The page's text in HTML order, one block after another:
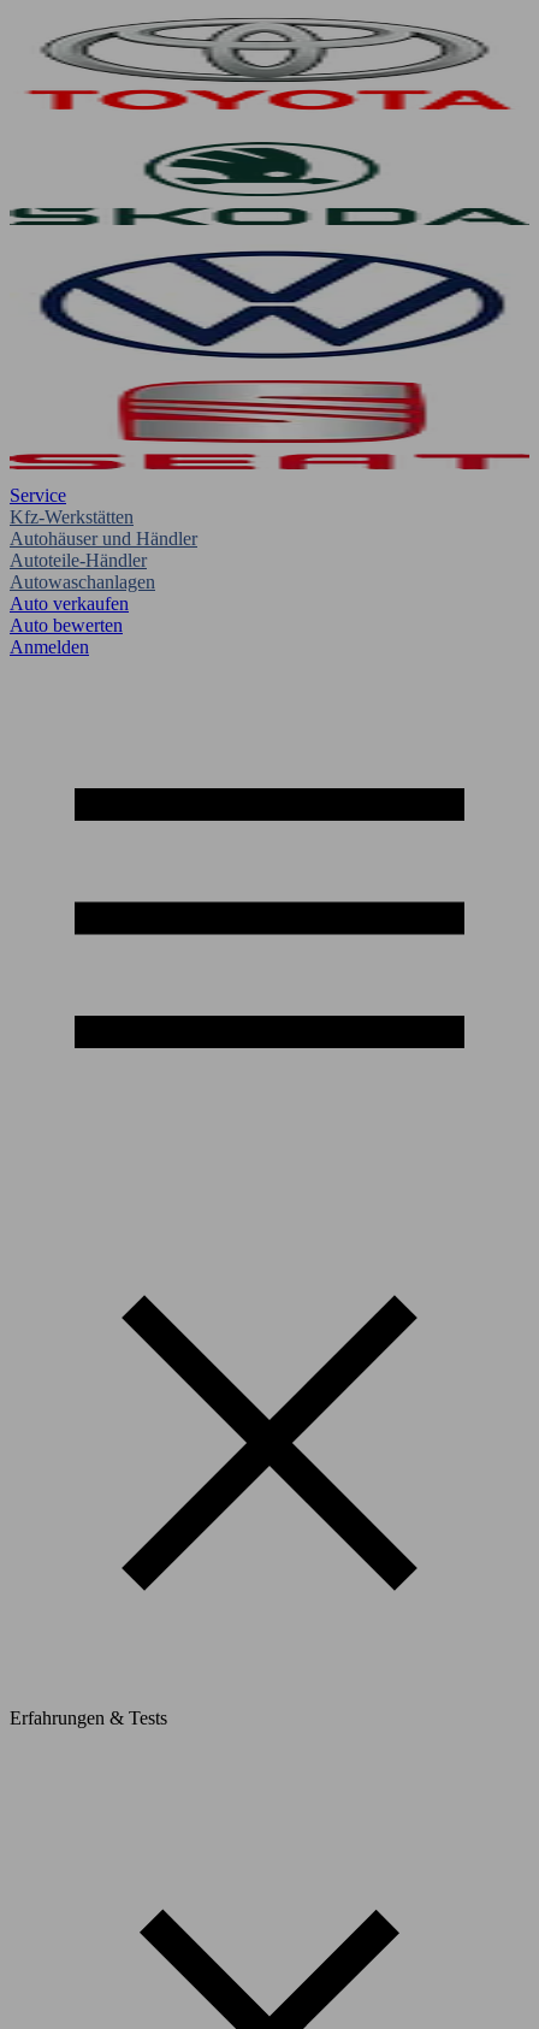
Service
Kfz-Werkstätten
Autohäuser und Händler
Autoteile-Händler
Autowaschanlagen
Auto verkaufen
Auto bewerten
Anmelden
Erfahrungen & Tests